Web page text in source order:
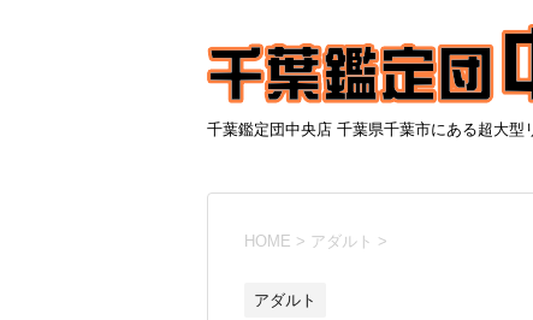
千葉鑑定団中央店 千葉県千葉市にある超大
HOME > アダルト >
アダルト